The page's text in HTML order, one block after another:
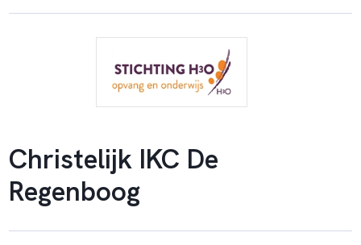
Christelijk IKC De
Regenboog